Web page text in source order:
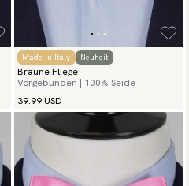
Made in Italy Neuheit
Braune Fliege
Vorgebunden | 100% Seide
39.99 USD